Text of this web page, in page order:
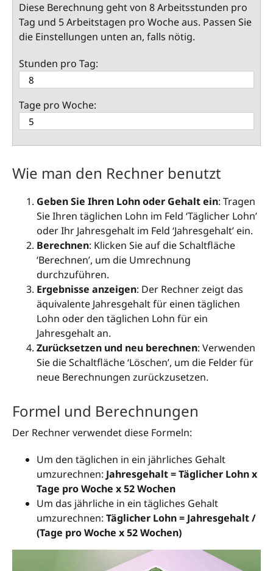
Diese Berechnung geht von 8 Arbeitsstunden pro
Tag und 5 Arbeitstagen pro Woche aus. Passen Sie
die Einstellungen unten an, falls nötig.
Stunden pro Tag:
Tage pro Woche:
Wie man den Rechner benutzt
Geben Sie Ihren Lohn oder Gehalt ein: Tragen
Sie Ihren täglichen Lohn im Feld ‘Täglicher Lohn’
oder Ihr Jahresgehalt im Feld ‘Jahresgehalt’ ein.
Berechnen: Klicken Sie auf die Schaltfläche
‘Berechnen’, um die Umrechnung
durchzuführen.
Ergebnisse anzeigen: Der Rechner zeigt das
äquivalente Jahresgehalt für einen täglichen
Lohn oder den täglichen Lohn für ein
Jahresgehalt an.
Zurücksetzen und neu berechnen: Verwenden
Sie die Schaltfläche ‘Löschen’, um die Felder für
neue Berechnungen zurückzusetzen.
Formel und Berechnungen
Der Rechner verwendet diese Formeln:
Um den täglichen in ein jährliches Gehalt
umzurechnen: Jahresgehalt = Täglicher Lohn x
Tage pro Woche x 52 Wochen
Um das jährliche in ein tägliches Gehalt
umzurechnen: Täglicher Lohn = Jahresgehalt /
(Tage pro Woche x 52 Wochen)